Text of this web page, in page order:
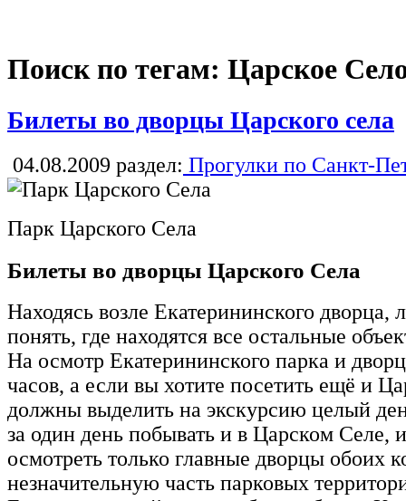
Поиск по тегам: Царское
Билеты во дворцы Царского села
04.08.2009 раздел: Прогулки по Санкт-
Парк Царского Села
Билеты во дворцы Царского Села
Находясь возле Екатерининского дворца,
понять, где находятся все остальные
На осмотр Екатерининского парка и
часов, а если вы хотите посетить ещё и
должны выделить на экскурсию целый
за один день побывать и в Царском Селе,
осмотреть только главные дворцы обоих
незначительную часть парковых